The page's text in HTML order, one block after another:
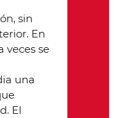
sin
En
veces se
una
El